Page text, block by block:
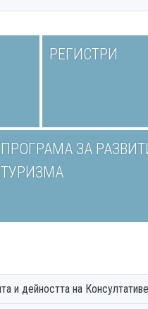
РЕГИСТРИ
ПРОГРАМА ЗА
ТУРИЗМА
Правилник за